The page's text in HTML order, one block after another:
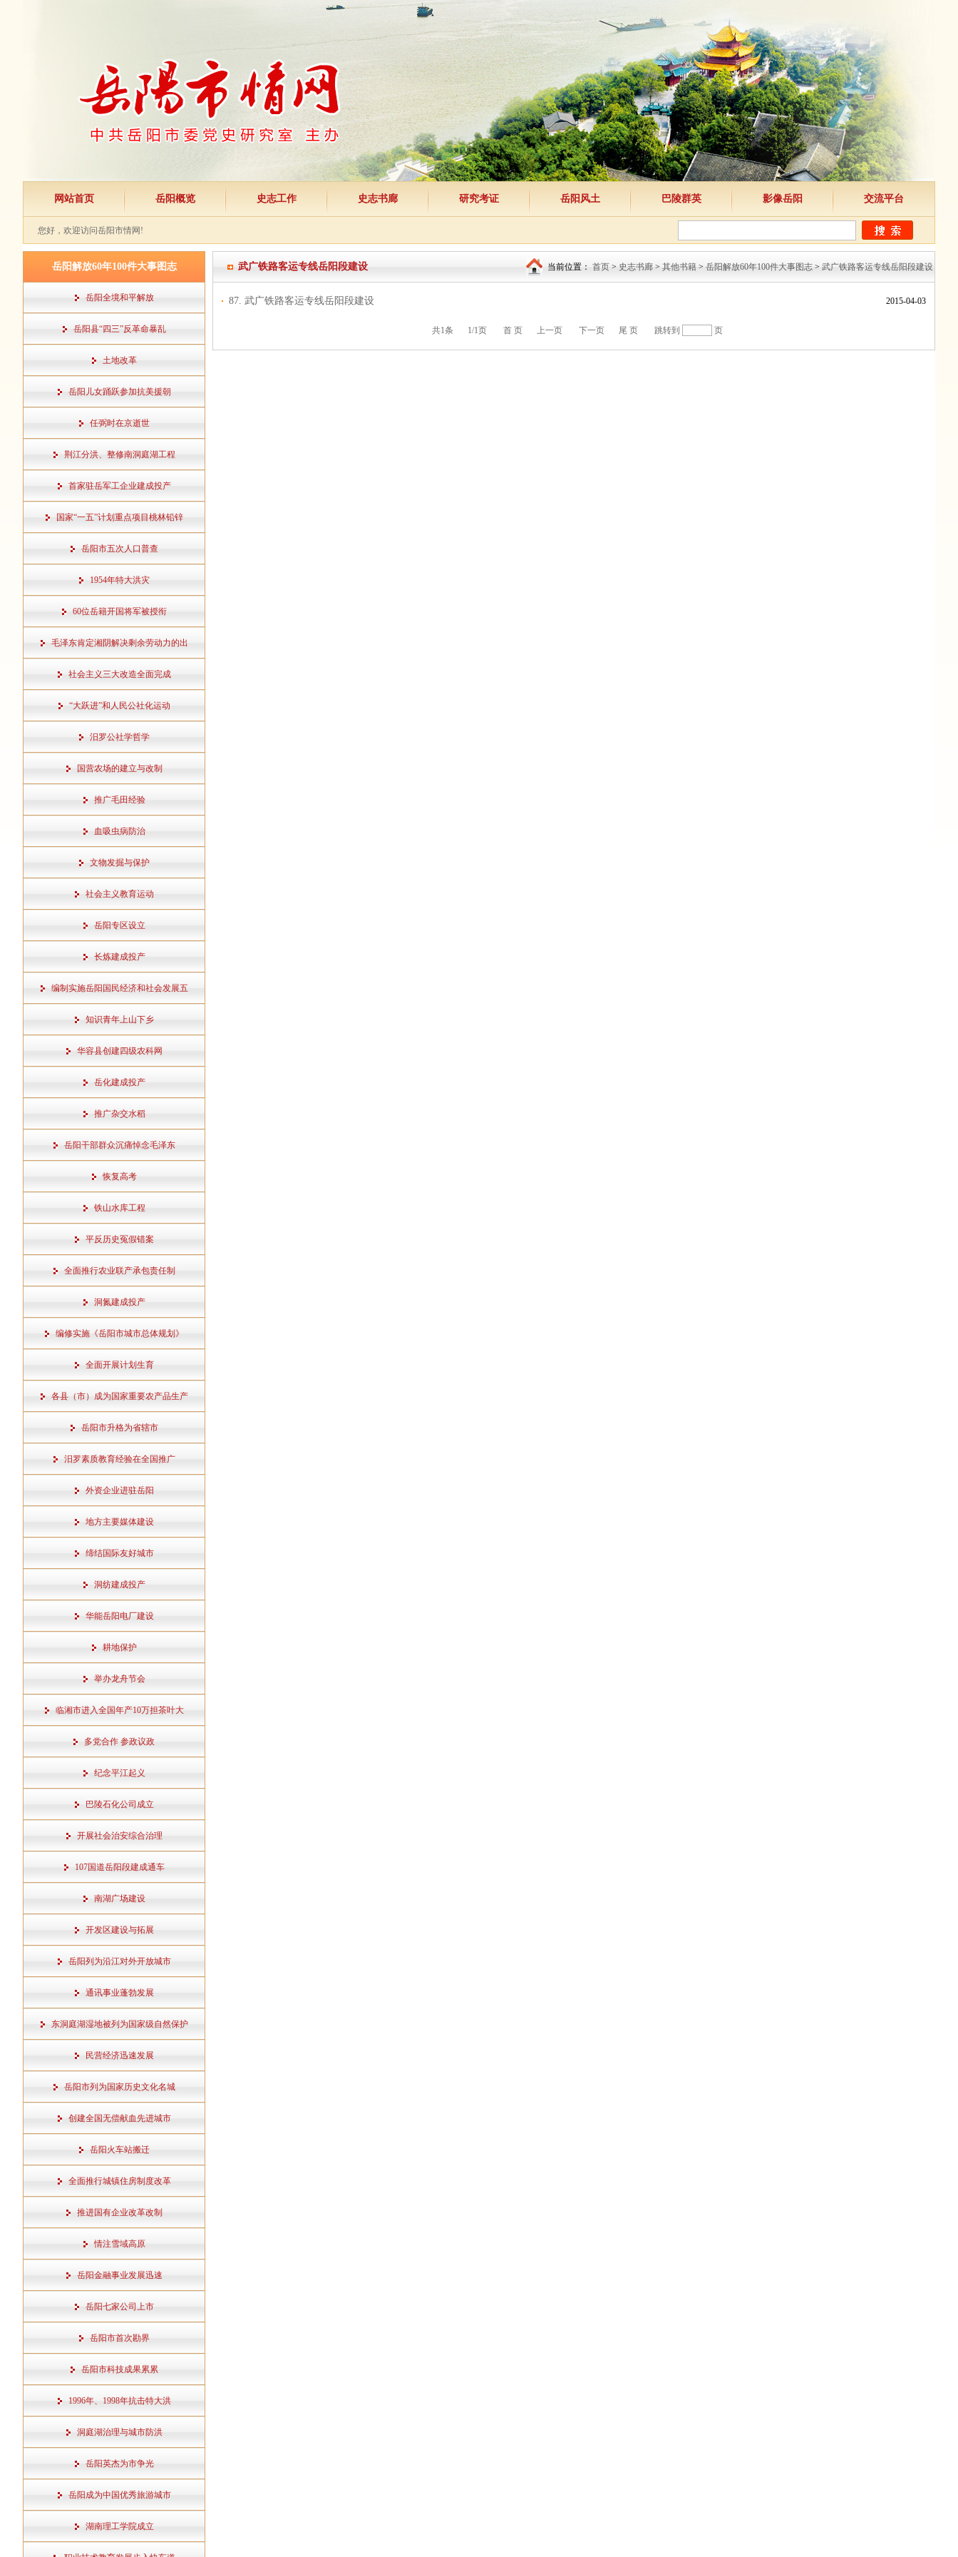
网站首页 岳阳概览 史志工作 史志书廊 研究考证 岳阳风土 巴陵群英 影像岳阳 交流平台
您好，欢迎访问岳阳市情网!
岳阳解放60年100件大事图志
岳阳全境和平解放
岳阳县“四三”反革命暴乱
土地改革
岳阳儿女踊跃参加抗美援朝
任弼时在京逝世
荆江分洪、整修南洞庭湖工程
首家驻岳军工企业建成投产
国家“一五”计划重点项目桃林铅锌
岳阳市五次人口普查
1954年特大洪灾
60位岳籍开国将军被授衔
毛泽东肯定湘阴解决剩余劳动力的出
社会主义三大改造全面完成
“大跃进”和人民公社化运动
汨罗公社学哲学
国营农场的建立与改制
推广毛田经验
血吸虫病防治
文物发掘与保护
社会主义教育运动
岳阳专区设立
长炼建成投产
编制实施岳阳国民经济和社会发展五
知识青年上山下乡
华容县创建四级农科网
岳化建成投产
推广杂交水稻
岳阳干部群众沉痛悼念毛泽东
恢复高考
铁山水库工程
平反历史冤假错案
全面推行农业联产承包责任制
洞氮建成投产
编修实施《岳阳市城市总体规划》
全面开展计划生育
各县（市）成为国家重要农产品生产
岳阳市升格为省辖市
汨罗素质教育经验在全国推广
外资企业进驻岳阳
地方主要媒体建设
缔结国际友好城市
洞纺建成投产
华能岳阳电厂建设
耕地保护
举办龙舟节会
临湘市进入全国年产10万担茶叶大
多党合作 参政议政
纪念平江起义
巴陵石化公司成立
开展社会治安综合治理
107国道岳阳段建成通车
南湖广场建设
开发区建设与拓展
岳阳列为沿江对外开放城市
通讯事业蓬勃发展
东洞庭湖湿地被列为国家级自然保护
民营经济迅速发展
岳阳市列为国家历史文化名城
创建全国无偿献血先进城市
岳阳火车站搬迁
全面推行城镇住房制度改革
推进国有企业改革改制
情注雪域高原
岳阳金融事业发展迅速
岳阳七家公司上市
岳阳市首次勘界
岳阳市科技成果累累
1996年、1998年抗击特大洪
洞庭湖治理与城市防洪
岳阳英杰为市争光
岳阳成为中国优秀旅游城市
湖南理工学院成立
武广铁路客运专线岳阳段建设 当前位置： 首页 > 史志书廊 > 其他书籍 > 岳阳解放60年100件大事图志 > 武广铁路客运专线岳阳段建设
87. 武广铁路客运专线岳阳段建设 2015-04-03
共1条 1/1页 首 页 上一页 下一页 尾 页 跳转到 页